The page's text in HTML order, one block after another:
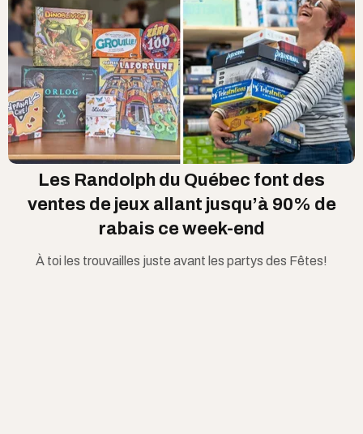
Les Randolph du Québec font des
ventes de jeux allant jusqu’à 90% de
rabais ce week-end
À toi les trouvailles juste avant les partys des Fêtes!